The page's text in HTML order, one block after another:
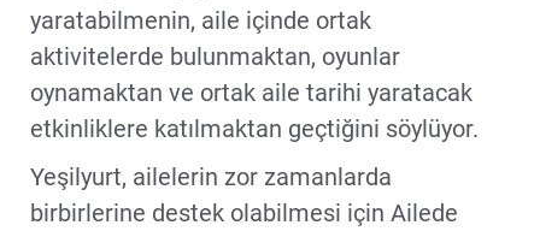
yaratabilmenin, aile içinde ortak
aktivitelerde bulunmaktan, oyunlar
oynamaktan ve ortak aile tarihi yaratacak
etkinliklere katılmaktan geçtiğini söylüyor.
Yeşilyurt, ailelerin zor zamanlarda
birbirlerine destek olabilmesi için Ailede